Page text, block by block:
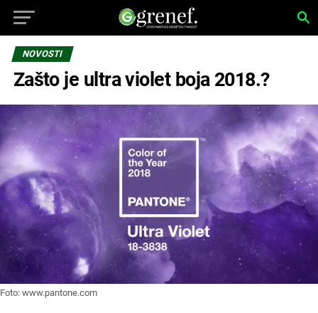
NOVOSTI
Zašto je ultra violet boja 2018.?
Foto: www.pantone.com